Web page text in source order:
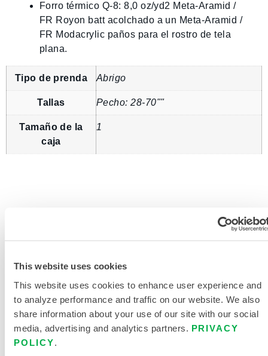
This website uses cookies
This website uses cookies to enhance user experience and
to analyze performance and traffic on our website. We also
share information about your use of our site with our social
media, advertising and analytics partners. PRIVACY
POLICY
Forro térmico Q-8: 8,0 oz/yd2 Meta-Aramid /
FR Royon batt acolchado a un Meta-Aramid /
FR Modacrylic paños para el rostro de tela
plana.
Tipo de prenda Abrigo
Tallas Pecho: 28-70""
Tamaño de la
caja
1
DOCUMENTACIÓN DEL
PRODUCTO